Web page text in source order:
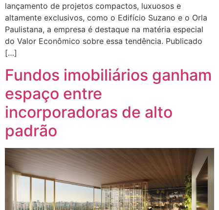
lançamento de projetos compactos, luxuosos e
altamente exclusivos, como o Edifício Suzano e o Orla
Paulistana, a empresa é destaque na matéria especial
do Valor Econômico sobre essa tendência. Publicado
[…]
Fundos imobiliários ganham
espaço entre
incorporadoras de alto
padrão